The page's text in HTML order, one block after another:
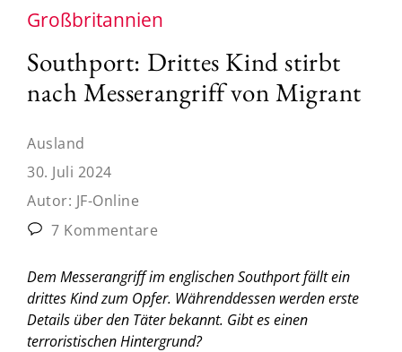
Großbritannien
Southport: Drittes Kind stirbt
nach Messerangriff von Migrant
Ausland
30. Juli 2024
Autor: JF-Online
7 Kommentare
Dem Messerangriff im englischen Southport fällt ein
drittes Kind zum Opfer. Währenddessen werden erste
Details über den Täter bekannt. Gibt es einen
terroristischen Hintergrund?